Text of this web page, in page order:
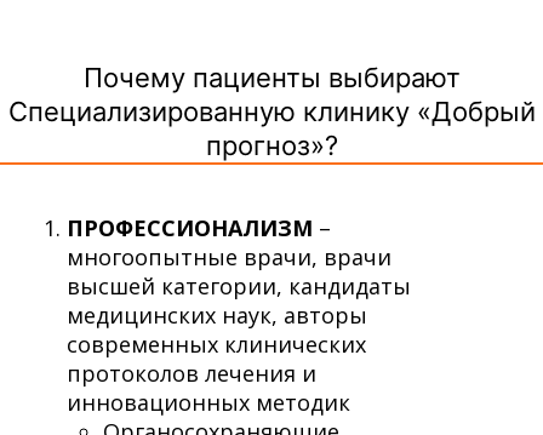
Почему пациенты выбирают
Специализированную клинику «Добрый
прогноз»?
ПРОФЕССИОНАЛИЗМ –
многоопытные врачи, врачи
высшей категории, кандидаты
медицинских наук, авторы
современных клинических
протоколов лечения и
инновационных методик